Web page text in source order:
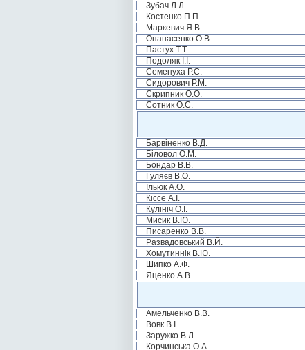
Зубач Л.Л.
Костенко П.П.
Маркевич Я.В.
Опанасенко О.В.
Пастух Т.Т.
Подоляк І.І.
Семенуха Р.С.
Сидорович Р.М.
Скрипник О.О.
Сотник О.С.
Барвіненко В.Д.
Біловол О.М.
Бондар В.В.
Гуляєв В.О.
Ільюк А.О.
Кіссе А.І.
Кулініч О.І.
Мисик В.Ю.
Писаренко В.В.
Развадовський В.Й.
Хомутиннік В.Ю.
Шипко А.Ф.
Яценко А.В.
Амельченко В.В.
Вовк В.І.
Заружко В.Л.
Корчинська О.А.